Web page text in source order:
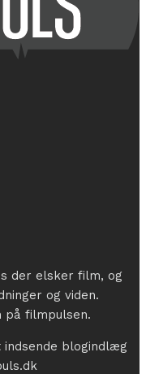
der elsker film, og
og viden.
på filmpulsen.
blogindlæg